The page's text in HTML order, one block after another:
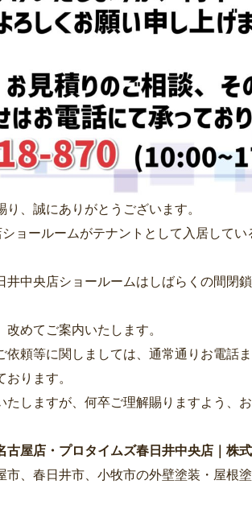
、誠にありがとうございます。
ョールームがテナントとして入居してい
井中央店ショールームはしばらくの間閉
めてご案内いたします。
依頼等に関しましては、通常通りお電話
ります。
たしますが、何卒ご理解賜りますよう、
古屋店・プロタイムズ春日井中央店｜株
市、春日井市、小牧市の外壁塗装・屋根